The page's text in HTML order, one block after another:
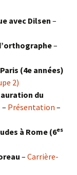
avec Dilsen –
–
(4e années)
2)
du
– Présentation –
à Rome (6es
– Carrière-